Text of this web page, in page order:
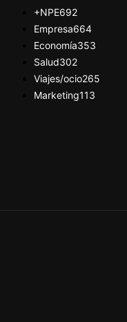
+NPE692
Empresa664
Economía353
Salud302
Viajes/ocio265
Marketing113